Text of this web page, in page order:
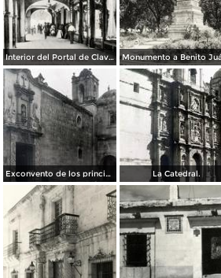
Interior del Portal de Clavería
Exconvento de los principes. La Catedral.